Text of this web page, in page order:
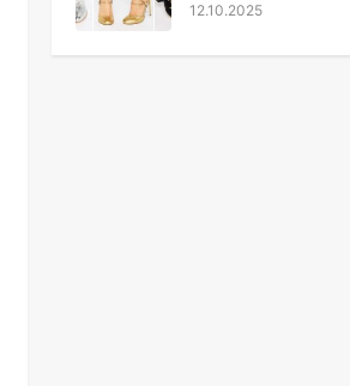
12.10.2025